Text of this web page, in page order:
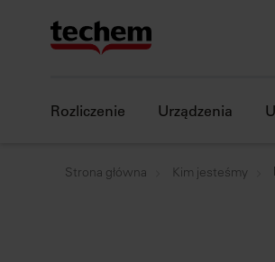
Rozliczenie Urządzenia
Strona główna Kim jesteśmy